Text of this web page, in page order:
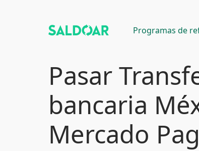
Programas de
Pasar
bancaria
Mercado